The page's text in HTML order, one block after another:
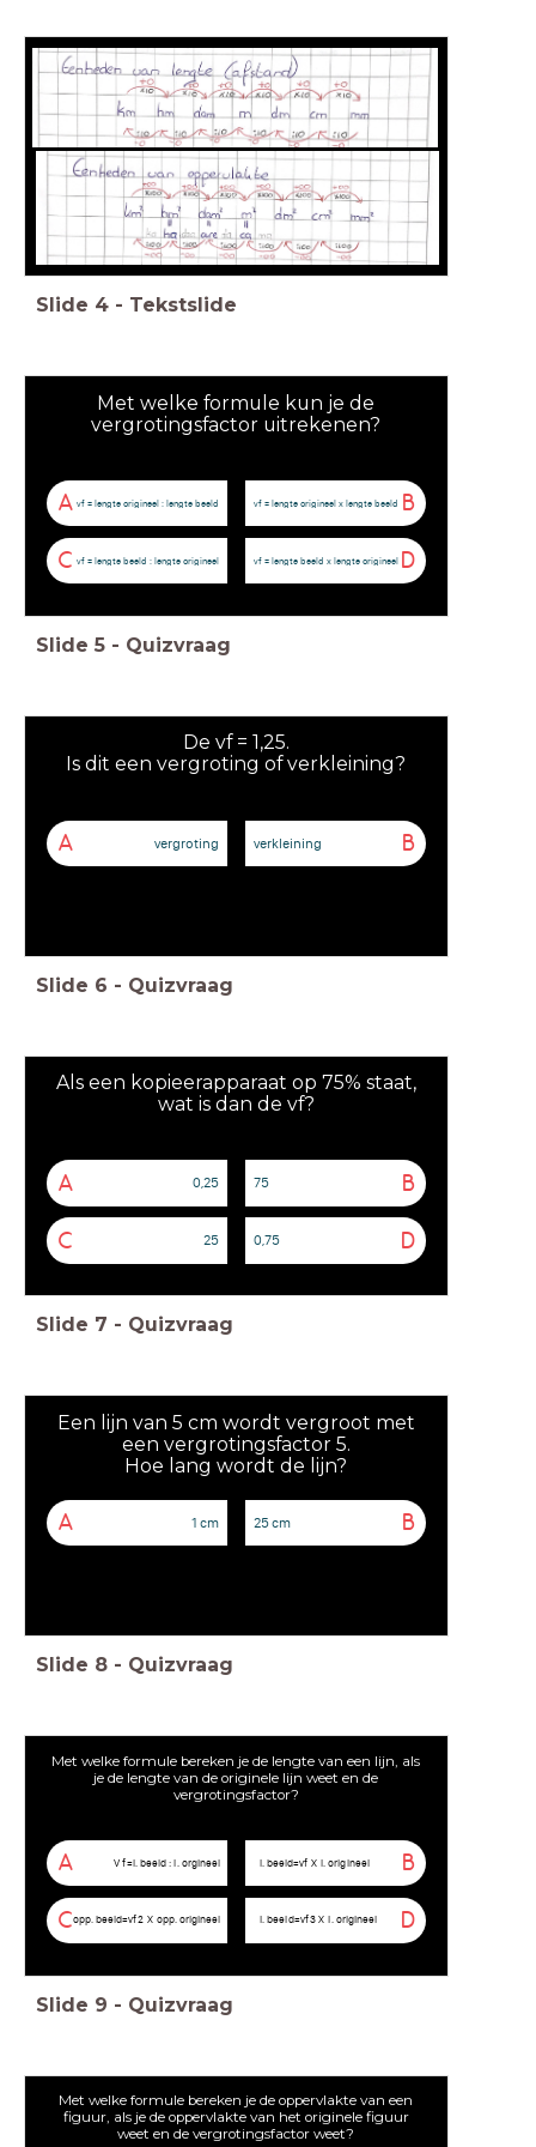
7.3: Eenheden
Slide 4 - Tekstslide
Met welke formule kun je de
vergrotingsfactor uitrekenen?
A vf = lengte origineel : lengte beeld B
vf = lengte origineel x lengte beeld
C vf = lengte beeld : lengte origineel D
vf = lengte beeld x lengte origineel
Slide 5 - Quizvraag
De vf = 1,25.
Is dit een vergroting of verkleining?
A vergroting B
verkleining
Slide 6 - Quizvraag
Als een kopieerapparaat op 75% staat,
wat is dan de vf?
A 0,25 B
75
C 25 D
0,75
Slide 7 - Quizvraag
Een lijn van 5 cm wordt vergroot met
een vergrotingsfactor 5.
Hoe lang wordt de lijn?
A 1 cm B
25 cm
Slide 8 - Quizvraag
Met welke formule bereken je de lengte van een lijn, als
je de lengte van de originele lijn weet en de
vergrotingsfactor?
A Vf=l beeld : l orgineel B
l. beeld=vf X l origineel
Copp. beeld=vf2 X opp. origineel D
I beeld=vf3 X I origineel
Slide 9 - Quizvraag
Met welke formule bereken je de oppervlakte van een
figuur, als je de oppervlakte van het originele figuur
weet en de vergrotingsfactor weet?